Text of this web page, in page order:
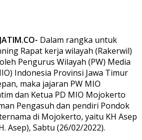
Dalam rangka untuk
Rapat kerja wilayah (Rakerwil)
Pengurus Wilayah (PW) Media
Indonesia Provinsi Jawa Timur
maka jajaran PW MIO
dan Ketua PD MIO Mojokerto
Pengasuh dan pendiri Pondok
di Mojokerto, yaitu KH Asep
Asep), Sabtu (26/02/2022).